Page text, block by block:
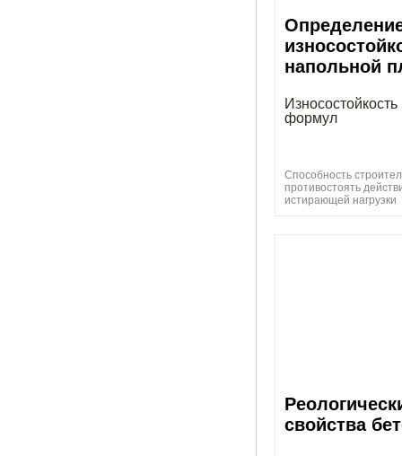
напольной
формул
Способность
противостоять
истирающей нагрузки
свойства